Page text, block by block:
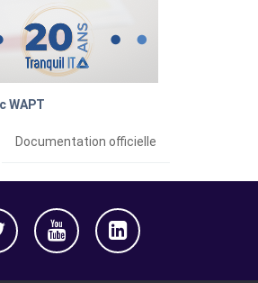
WAPT
Documentation officielle